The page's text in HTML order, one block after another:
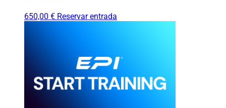
650,00 € Reservar entrada